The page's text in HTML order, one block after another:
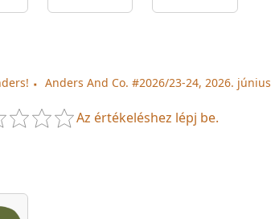
Anders And Co. #2026/23-24, 2026. június
Az értékeléshez lépj be.